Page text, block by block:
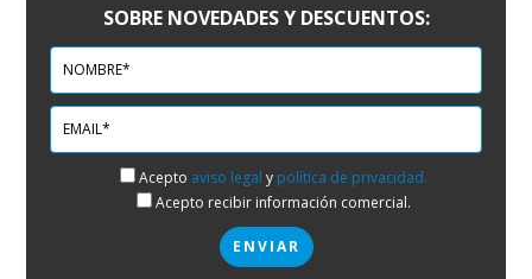
SOBRE NOVEDADES Y DESCUENTOS:
Acepto aviso legal y política de privacidad.
Acepto recibir información comercial.